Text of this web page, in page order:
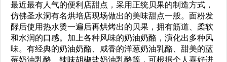
最近最有人气的便利店甜点，采用正统贝果的制造方式，
仿佛圣水洞有名烘培店现场做出的美味甜点一般。面粉发
酵后使用热水烫一遍后再烘烤出的贝果，拥有筋道、柔软
和水润的口感。加上各种风味的奶油奶酪，演化出多种风
味。有经典的奶油奶酪、咸香的洋葱奶油乳酪、甜美的蓝
莓奶油乳酪、辣味胡椒盐奶油乳酪等，可根据个人喜好进